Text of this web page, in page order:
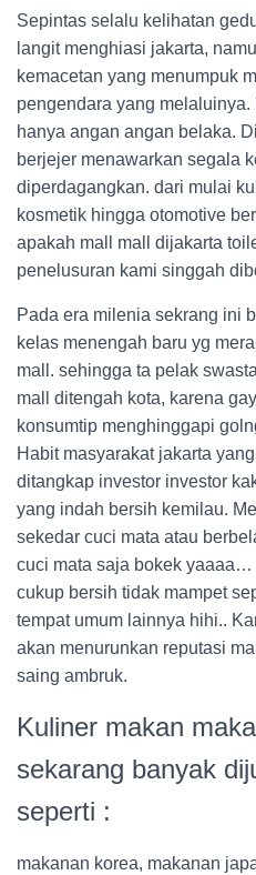
Sepintas selalu kelihatan
langit menghiasi jakarta,
kemacetan yang menumpuk
pengendara yang
hanya angan angan belaka.
berjejer menawarkan segala
diperdagangkan. dari mulai
kosmetik hingga otomotive
apakah mall mall dijakarta
penelusuran kami singgah
Pada era milenia sekrang ini
kelas menengah baru yg
mall. sehingga ta pelak
mall ditengah kota, karena
konsumtip menghinggapi
Habit masyarakat jakarta
ditangkap investor investor
yang indah bersih kemilau.
sekedar cuci mata atau
cuci mata saja bokek
cukup bersih tidak mampet
tempat umum lainnya hihi..
akan menurunkan reputasi
saing ambruk.
Kuliner makan
sekarang banyak
seperti :
makanan korea, makanan